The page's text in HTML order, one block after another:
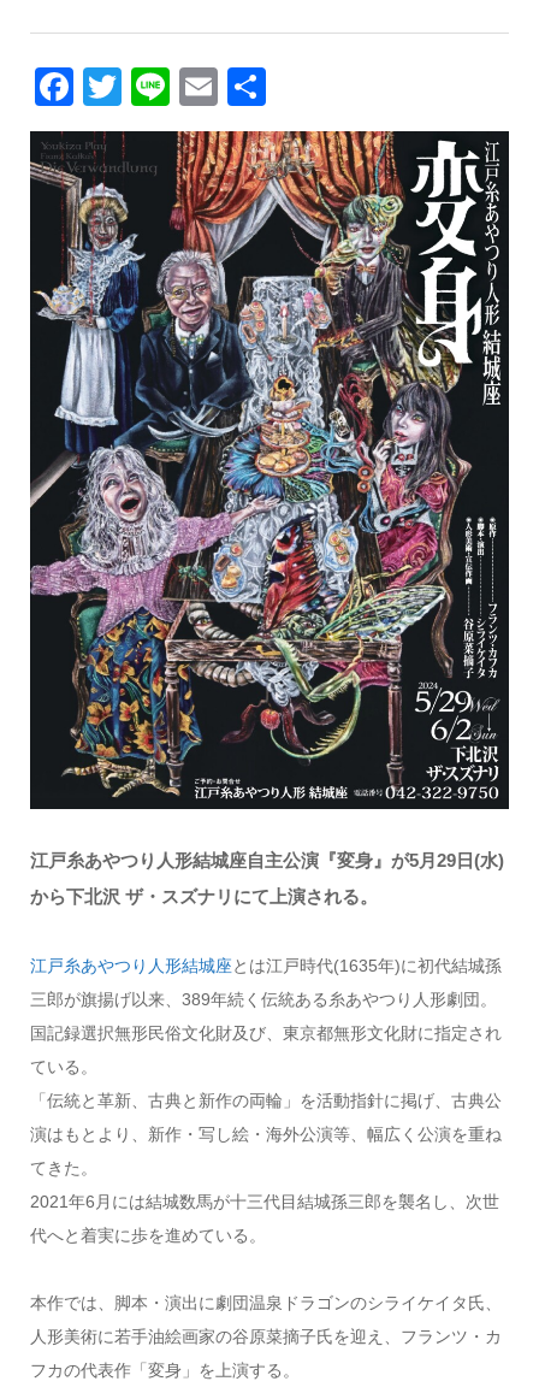
Facebook
Twitter
LineEmail
有
江戸糸あやつり人形結城座自主公演『変身』が5月29日(水)
から下北沢 ザ・スズナリにて上演される。
江戸糸あやつり人形結城座とは江戸時代(1635年)に初代結城孫
三郎が旗揚げ以来、389年続く伝統ある糸あやつり人形劇団。
国記録選択無形民俗文化財及び、東京都無形文化財に指定され
ている。
「伝統と革新、古典と新作の両輪」を活動指針に掲げ、古典公
演はもとより、新作・写し絵・海外公演等、幅広く公演を重ね
てきた。
2021年6月には結城数馬が十三代目結城孫三郎を襲名し、次世
代へと着実に歩を進めている。
本作では、脚本・演出に劇団温泉ドラゴンのシライケイタ氏、
人形美術に若手油絵画家の谷原菜摘子氏を迎え、フランツ・カ
フカの代表作「変身」を上演する。